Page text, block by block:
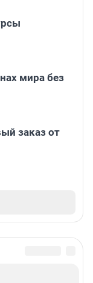
мира без
заказ от